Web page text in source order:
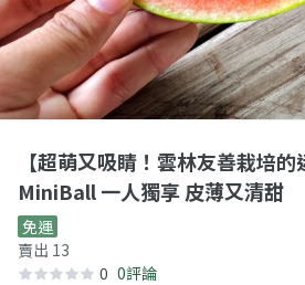
【超萌又吸睛！雲林友善栽培的
MiniBall 一人獨享 皮薄又清甜
免運
賣出 13
0 0評論